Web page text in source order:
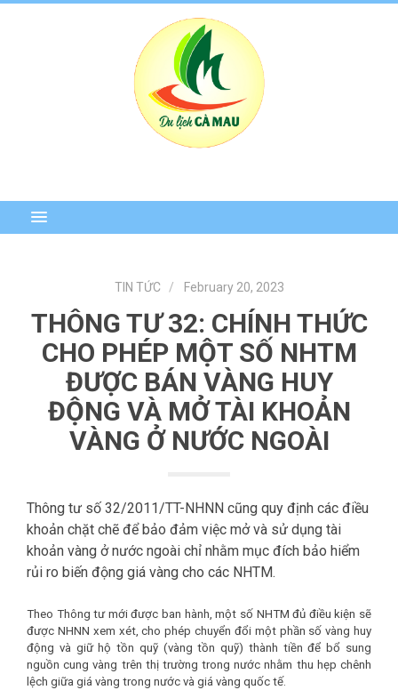
TIN TỨC February 20, 2023
THÔNG TƯ 32: CHÍNH THỨC
CHO PHÉP MỘT SỐ NHTM
ĐƯỢC BÁN VÀNG HUY
ĐỘNG VÀ MỞ TÀI KHOẢN
VÀNG Ở NƯỚC NGOÀI
Thông tư số 32/2011/TT-NHNN cũng quy định các điều
khoản chặt chẽ để bảo đảm việc mở và sử dụng tài
khoản vàng ở nước ngoài chỉ nhằm mục đích bảo hiểm
rủi ro biến động giá vàng cho các NHTM.
Theo Thông tư mới được ban hành, một số NHTM đủ điều kiện sẽ
được NHNN xem xét, cho phép chuyển đổi một phần số vàng huy
động và giữ hộ tồn quỹ (vàng tồn quỹ) thành tiền để bổ sung
nguồn cung vàng trên thị trường trong nước nhằm thu hẹp chênh
lệch giữa giá vàng trong nước và giá vàng quốc tế.